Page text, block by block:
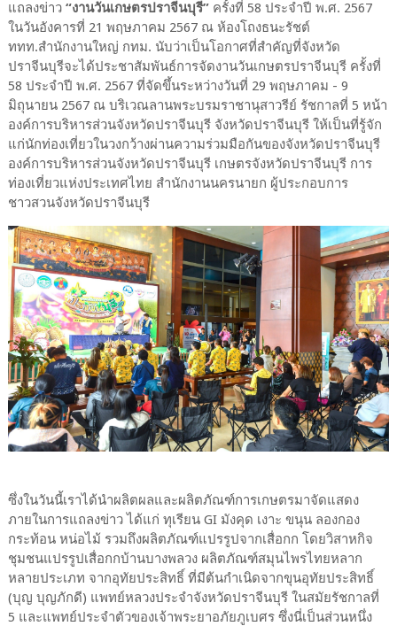
แถลงข่าว “งานวันเกษตรปราจีนบุรี”ครั้งที่ 58 ประจำปี พ.ศ. 2567
ในวันอังคารที่ 21 พฤษภาคม 2567 ณ ห้องโถงธนะรัชต์
ททท.สำนักงานใหญ่ กทม. นับว่าเป็นโอกาศที่สำคัญที่จังหวัด
ปราจีนบุรีจะได้ประชาสัมพันธ์การจัดงานวันเกษตรปราจีนบุรี ครั้งที่
58 ประจำปี พ.ศ. 2567 ที่จัดขึ้นระหว่างวันที่ 29 พฤษภาคม - 9
มิถุนายน 2567 ณ บริเวณลานพระบรมราชานุสาวรีย์ รัชกาลที่ 5 หน้า
องค์การบริหารส่วนจังหวัดปราจีนบุรี จังหวัดปราจีนบุรี ให้เป็นที่รู้จัก
แก่นักท่องเที่ยวในวงกว้างผ่านความร่วมมือกันของจังหวัดปราจีนบุรี
องค์การบริหารส่วนจังหวัดปราจีนบุรี เกษตรจังหวัดปราจีนบุรี การ
ท่องเที่ยวแห่งประเทศไทย สำนักงานนครนายก ผู้ประกอบการ
ชาวสวนจังหวัดปราจีนบุรี
ซึ่งในวันนี้เราได้นำผลิตผลและผลิตภัณฑ์การเกษตรมาจัดแสดง
ภายในการแถลงข่าว ได้แก่ ทุเรียน GI มังคุด เงาะ ขนุน ลองกอง
กระท้อน หน่อไม้ รวมถึงผลิตภัณฑ์แปรรูปจากเสื่อกก โดยวิสาหกิจ
ชุมชนแปรรูปเสื่อกกบ้านบางพลวง ผลิตภัณฑ์สมุนไพรไทยหลาก
หลายประเภท จากอุทัยประสิทธิ์ ที่มีต้นกำเนิดจากขุนอุทัยประสิทธิ์
(บุญ บุญภักดี) แพทย์หลวงประจำจังหวัดปราจีนบุรี ในสมัยรัชกาลที่
5 และแพทย์ประจำตัวของเจ้าพระยาอภัยภูเบศร ซึ่งนี่เป็นส่วนหนึ่ง